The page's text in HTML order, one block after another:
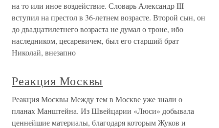
на то или иное воздействие. Словарь Александр III
вступил на престол в 36-летнем возрасте. Второй сын, он
до двадцатилетнего возраста не думал о троне, ибо
наследником, цесаревичем, был его старший брат
Николай, внезапно
Реакция Москвы
Реакция Москвы Между тем в Москве уже знали о
планах Манштейна. Из Швейцарии «Люси» добывала
ценнейшие материалы, благодаря которым Жуков и